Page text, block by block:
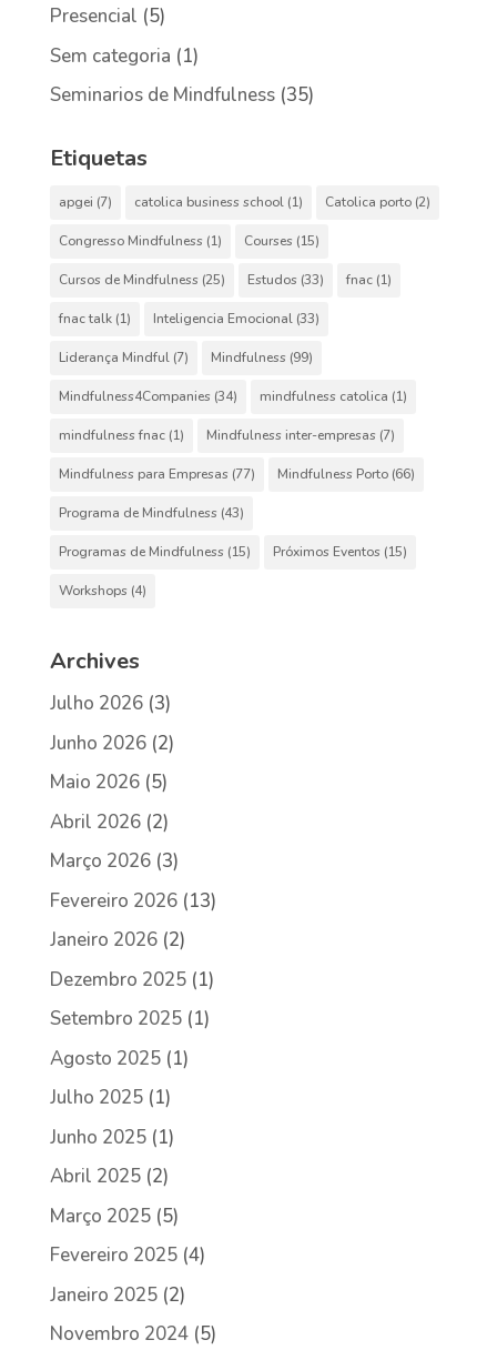
Presencial (5)
Sem categoria (1)
Seminarios de Mindfulness(35)
Etiquetas
apgei (7) catolica business school(1) Catolica porto(2)
Congresso Mindfulness (1) Courses (15)
Cursos de Mindfulness (25) Estudos (33) fnac(1)
fnac talk(1) Inteligencia Emocional(33)
Liderança Mindful(7) Mindfulness (99)
Mindfulness4Companies (34) mindfulness catolica (1)
mindfulness fnac(1) Mindfulness inter-empresas (7)
Mindfulness para Empresas (77) Mindfulness Porto(66)
Programa de Mindfulness (43)
Programas de Mindfulness (15) Próximos Eventos (15)
Workshops (4)
Archives
Julho 2026(3)
Junho 2026(2)
Maio 2026(5)
Abril 2026(2)
Março 2026(3)
Fevereiro 2026(13)
Janeiro 2026(2)
Dezembro 2025(1)
Setembro 2025(1)
Agosto 2025(1)
Julho 2025(1)
Junho 2025(1)
Abril 2025(2)
Março 2025(5)
Fevereiro 2025(4)
Janeiro 2025(2)
Novembro 2024(5)